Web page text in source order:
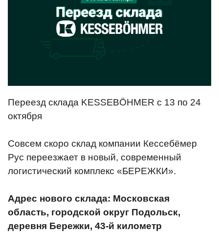
Переезд склада KESSEBÖHMER с 13 по 24
октября
Совсем скоро склад компании Кессебёмер
Рус переезжает в новый, современный
логистический комплекс «БЕРЕЖКИ».
Адрес нового склада: Московская
область, городской округ Подольск,
деревня Бережки, 43-й километр